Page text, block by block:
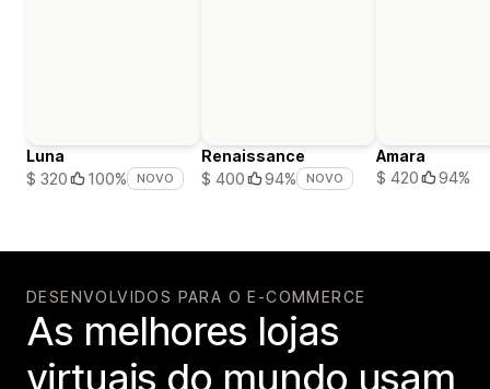
Luna
$ 320
100% NOVO
Renaissance
$ 400
94% NOVO
Amara
$ 420
94%
DESENVOLVIDOS PARA O E-COMMERCE
As melhores lojas
virtuais do mundo usam